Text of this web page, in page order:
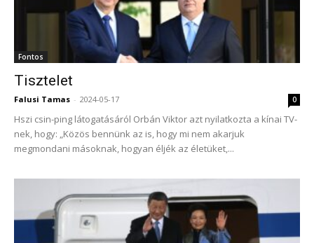
Fontos
Tisztelet
Falusi Tamas - 2024-05-17 0
Hszi csin-ping látogatásáról Orbán Viktor azt nyilatkozta a kínai TV-
nek, hogy: „Közös bennünk az is, hogy mi nem akarjuk
megmondani másoknak, hogyan éljék az életüket,...